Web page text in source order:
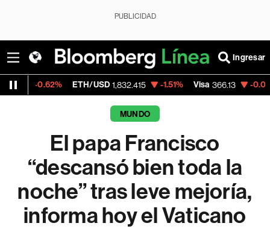
PUBLICIDAD
Ingresar
ETH/USD 1,832.415 -1.51% Visa 366.13 -0.04%
MUNDO
El papa Francisco
“descansó bien toda la
noche” tras leve mejoría,
informa hoy el Vaticano